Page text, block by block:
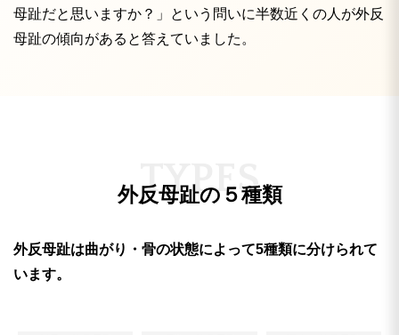
母趾だと思いますか？」という問いに半数近くの人が外反
母趾の傾向があると答えていました。
外反母趾の５種類
TYPES
外反母趾は曲がり・骨の状態によって5種類に分けられて
います。